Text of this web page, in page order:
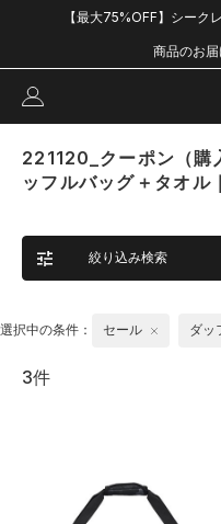
【最大75%OFF】シーク
商品のお
221120_クーポン（購
ッフルバッグ＋タオル
絞り込み検索
選択中の条件： セール ダッ
3件